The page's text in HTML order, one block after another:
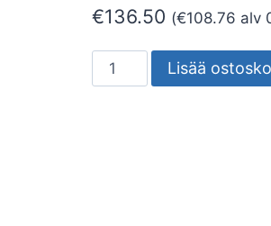
€136.50 (€108.76 alv
SEINÄVALAISIN
ULKO
Lisää